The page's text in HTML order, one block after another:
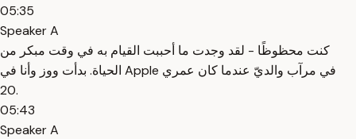
05:35
Speaker A
كنت محظوظًا - لقد وجدت ما أحببت القيام به في وقت مبكر من
الحياة. بدأت ووز وأنا في Apple في مرآب والديّ عندما كان عمري
20.
05:43
Speaker A